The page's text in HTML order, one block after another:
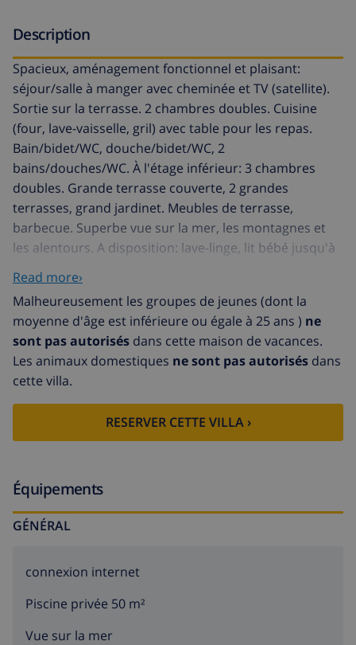
Description
Spacieux, aménagement fonctionnel et plaisant:
séjour/salle à manger avec cheminée et TV (satellite).
Sortie sur la terrasse. 2 chambres doubles. Cuisine
(four, lave-vaisselle, gril) avec table pour les repas.
Bain/bidet/WC, douche/bidet/WC, 2
bains/douches/WC. À l'étage inférieur: 3 chambres
doubles. Grande terrasse couverte, 2 grandes
terrasses, grand jardinet. Meubles de terrasse,
barbecue. Superbe vue sur la mer, les montagnes et
les alentours. A disposition: lave-linge, lit bébé jusqu'à
parking (couvert, 2 Voitures). Maximum 1 animal/ chien
autorisé. AT-440997-A
Read more›
Malheureusement les groupes de jeunes (dont la
moyenne d'âge est inférieure ou égale à 25 ans ) ne
sont pas autorisés dans cette maison de vacances.
Les animaux domestiques ne sont pas autorisés dans
cette villa.
RESERVER CETTE VILLA ›
Équipements
GÉNÉRAL
connexion internet
Piscine privée 50 m²
Vue sur la mer